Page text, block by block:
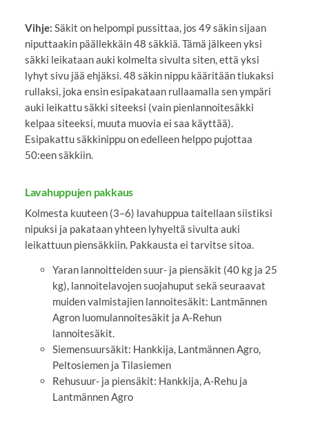
Vihje: Säkit on helpompi pussittaa, jos 49 säkin sijaan
niputtaakin päällekkäin 48 säkkiä. Tämä jälkeen yksi
säkki leikataan auki kolmelta sivulta siten, että yksi
lyhyt sivu jää ehjäksi. 48 säkin nippu kääritään tiukaksi
rullaksi, joka ensin esipakataan rullaamalla sen ympäri
auki leikattu säkki siteeksi (vain pienlannoitesäkki
kelpaa siteeksi, muuta muovia ei saa käyttää).
Esipakattu säkkinippu on edelleen helppo pujottaa
50:een säkkiin.
Lavahuppujen pakkaus
Kolmesta kuuteen (3–6) lavahuppua taitellaan siistiksi
nipuksi ja pakataan yhteen lyhyeltä sivulta auki
leikattuun piensäkkiin. Pakkausta ei tarvitse sitoa.
Yaran lannoitteiden suur- ja piensäkit (40 kg ja 25
kg), lannoitelavojen suojahuput sekä seuraavat
muiden valmistajien lannoitesäkit: Lantmännen
Agron luomulannoitesäkit ja A-Rehun
lannoitesäkit.
Siemensuursäkit: Hankkija, Lantmännen Agro,
Peltosiemen ja Tilasiemen
Rehusuur- ja piensäkit: Hankkija, A-Rehu ja
Lantmännen Agro